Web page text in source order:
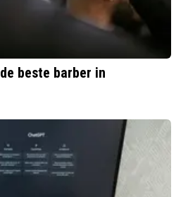
beste barber in